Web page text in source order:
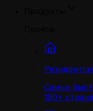
Самые
190+